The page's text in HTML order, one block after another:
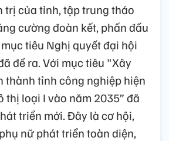
trị của tỉnh, tập trung tháo
cường đoàn kết, phấn đấu
tiêu Nghị quyết đại hội
đề ra. Với mục tiêu "Xây
thành tỉnh công nghiệp hiện
thị loại I vào năm 2035” đã
triển mới. Đây là cơ hội,
nữ phát triển toàn diện,